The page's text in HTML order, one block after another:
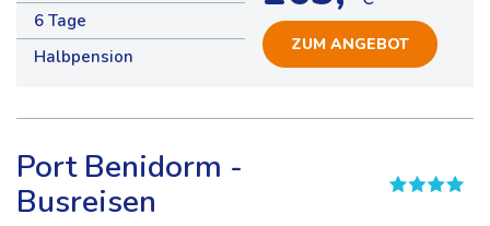
6 Tage
Halbpension
ZUM ANGEBOT
Port Benidorm -
Busreisen